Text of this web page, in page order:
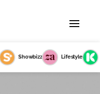
Showbizz Lifestyle